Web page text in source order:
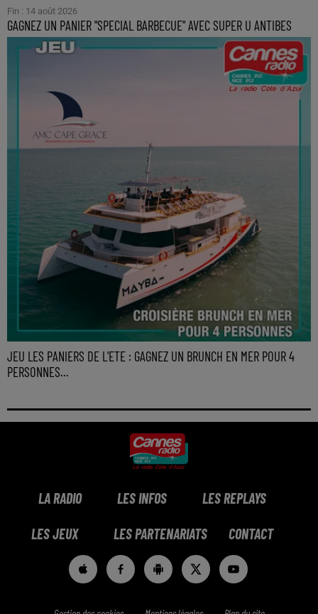
Fin : 14 août 2026
GAGNEZ UN PANIER "SPECIAL BARBECUE" AVEC SUPER U ANTIBES
JEU LES PANIERS DE L'ETE : GAGNEZ UN BRUNCH EN MER POUR 4
PERSONNES...
LA RADIO LES INFOS LES REPLAYS
LES JEUX LES PARTENARIATS CONTACT